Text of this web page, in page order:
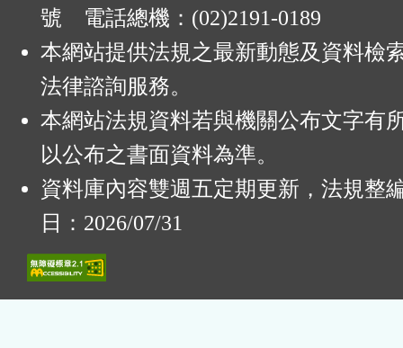
號 電話總機：(02)2191-0189
本網站提供法規之最新動態及資料檢
法律諮詢服務。
本網站法規資料若與機關公布文字有
以公布之書面資料為準。
資料庫內容雙週五定期更新，法規整
日：2026/07/31